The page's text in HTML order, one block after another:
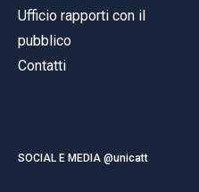
Ufficio rapporti con il
pubblico
Contatti
SOCIAL E MEDIA @unicatt